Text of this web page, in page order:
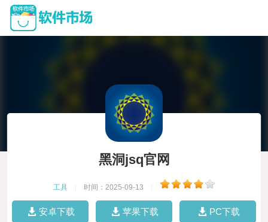
黑洞jsq官网
工具 时间：2025-09-13
安卓下载 苹果下载 PC下载